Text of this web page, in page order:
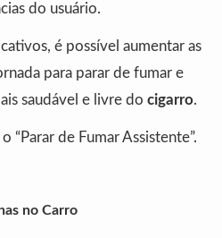
do usuário.
é possível aumentar as
para parar de fumar e
saudável e livre do cigarro.
“Parar de Fumar Assistente”.
no Carro